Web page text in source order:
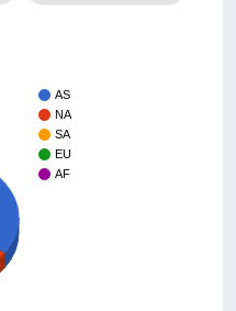
AS
NA
SA
EU
AF